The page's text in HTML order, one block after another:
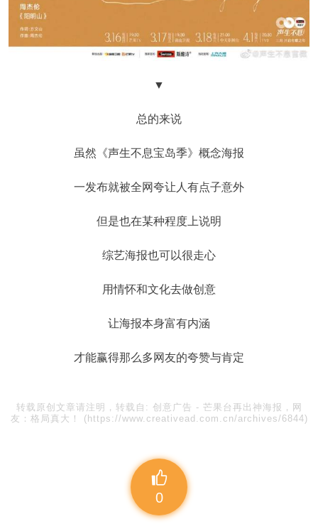
▼
总的来说
虽然《声生不息宝岛季》概念海报
一发布就被全网夸让人有点子意外
但是也在某种程度上说明
综艺海报也可以很走心
用情怀和文化去做创意
让海报本身富有内涵
才能赢得那么多网友的夸赞与肯定
转载原创文章请注明，转载自: 创意广告 - 芒果台再出神海报，网
友：格局真大！ (https://www.creativead.com.cn/archives/6844)
0